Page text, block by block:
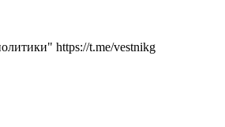
https://t.me/vestnikg